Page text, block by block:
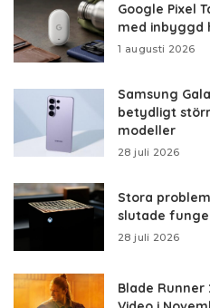
Google Pixel
med inbyggd
1 augusti 2026
Samsung
betydligt
modeller
28 juli 2026
Stora
slutade
28 juli 2026
Blade Runner